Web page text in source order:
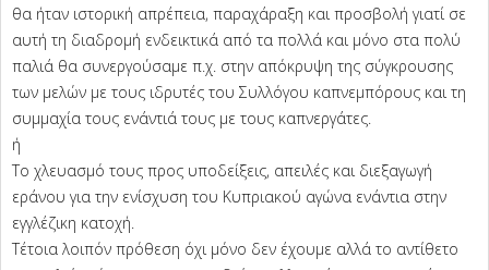
θα ήταν ιστορική απρέπεια, παραχάραξη και προσβολή γιατί σε
αυτή τη διαδρομή ενδεικτικά από τα πολλά και μόνο στα πολύ
παλιά θα συνεργούσαμε π.χ. στην απόκρυψη της σύγκρουσης
των μελών με τους ιδρυτές του Συλλόγου καπνεμπόρους και τη
συμμαχία τους ενάντιά τους με τους καπνεργάτες.
ή
Το χλευασμό τους προς υποδείξεις, απειλές και διεξαγωγή
εράνου για την ενίσχυση του Κυπριακού αγώνα ενάντια στην
εγγλέζικη κατοχή.
Τέτοια λοιπόν πρόθεση όχι μόνο δεν έχουμε αλλά το αντίθετο